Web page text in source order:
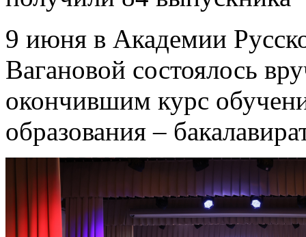
9 июня в Академии
Вагановой состоялось
окончившим курс
образования –